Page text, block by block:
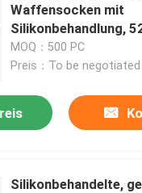
Waffensocken mit
Silikonbehandlung,
gestrickt, für
Schrotflinten
MOQ：500 PC
Preis：To be negotiated
Silikonbehandelte,